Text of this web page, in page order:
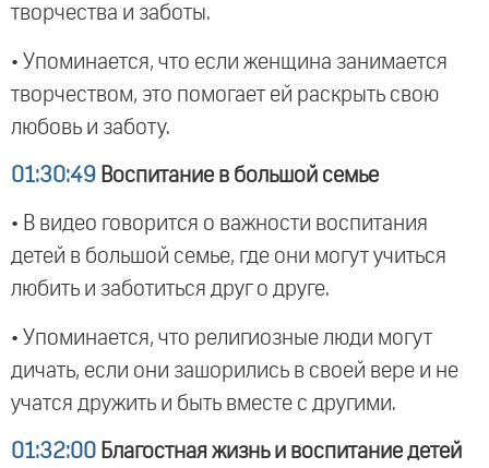
творчества и заботы.
• Упоминается, что если женщина занимается
творчеством, это помогает ей раскрыть свою
любовь и заботу.
01:30:49 Воспитание в большой семье
• В видео говорится о важности воспитания
детей в большой семье, где они могут учиться
любить и заботиться друг о друге.
• Упоминается, что религиозные люди могут
дичать, если они зашорились в своей вере и не
учатся дружить и быть вместе с другими.
01:32:00 Благостная жизнь и воспитание детей